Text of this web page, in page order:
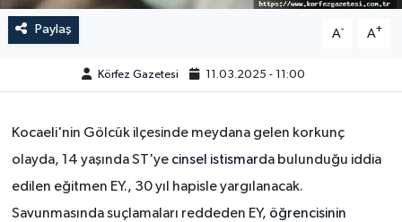
Paylaş A- A+
Körfez Gazetesi 11.03.2025 - 11:00
Kocaeli'nin Gölcük ilçesinde meydana gelen korkunç
olayda, 14 yaşında ST'ye cinsel istismarda bulunduğu iddia
edilen eğitmen EY., 30 yıl hapisle yargılanacak.
Savunmasında suçlamaları reddeden EY, öğrencisinin